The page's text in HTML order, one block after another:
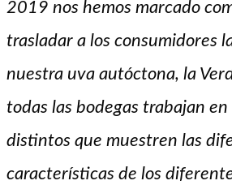
2019 nos hemos marcado
trasladar a los consumidores
nuestra uva autóctona, la
todas las bodegas trabajan
distintos que muestren las
características de los